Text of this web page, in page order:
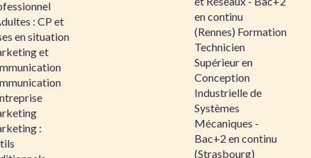
: CP et
en situation
et
:
en continu
(Rennes) Formation
Technicien
Supérieur en
Conception
Industrielle de
Systèmes
Mécaniques -
Bac+2 en continu
(Strasbourg)